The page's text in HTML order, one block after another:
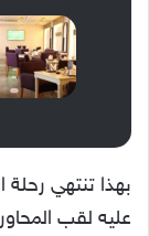
بهذا تنتهي
عليه لقب